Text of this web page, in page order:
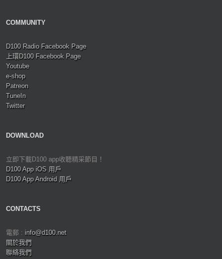
COMMUNITY
D100 Radio Facebook Page
上環D100 Facebook Page
Youtube
e-shop
Patreon
TuneIn
Twitter
DOWNLOAD
立即下載D100 app收聽精采節目！
D100 App iOS 用戶
D100 App Android 用戶
CONTACTS
電郵 : info@d100.net
關於我們
聯絡我們